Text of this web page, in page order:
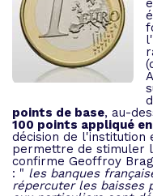
points de base, au-
100 points appliqué en
décision de l'institution
permettre de stimuler
confirme Geoffroy
: " les banques
répercuter les baisses